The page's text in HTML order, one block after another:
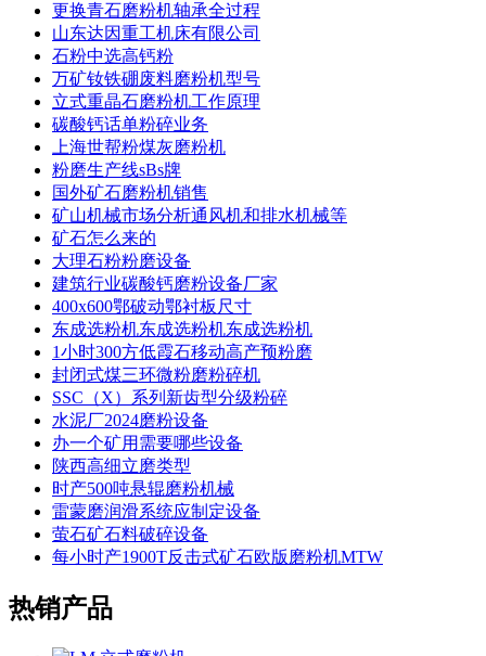
更换青石磨粉机轴承全过程
山东达因重工机床有限公司
石粉中选高钙粉
万矿钕铁硼废料磨粉机型号
立式重晶石磨粉机工作原理
碳酸钙话单粉碎业务
上海世帮粉煤灰磨粉机
粉磨生产线sBs牌
国外矿石磨粉机销售
矿山机械市场分析通风机和排水机械等
矿石怎么来的
大理石粉粉磨设备
建筑行业碳酸钙磨粉设备厂家
400x600鄂破动鄂衬板尺寸
东成选粉机东成选粉机东成选粉机
1小时300方低霞石移动高产预粉磨
封闭式煤三环微粉磨粉碎机
SSC（X）系列新齿型分级粉碎
水泥厂2024磨粉设备
办一个矿用需要哪些设备
陕西高细立磨类型
时产500吨悬辊磨粉机械
雷蒙磨润滑系统应制定设备
萤石矿石料破碎设备
每小时产1900T反击式矿石欧版磨粉机MTW
热销产品